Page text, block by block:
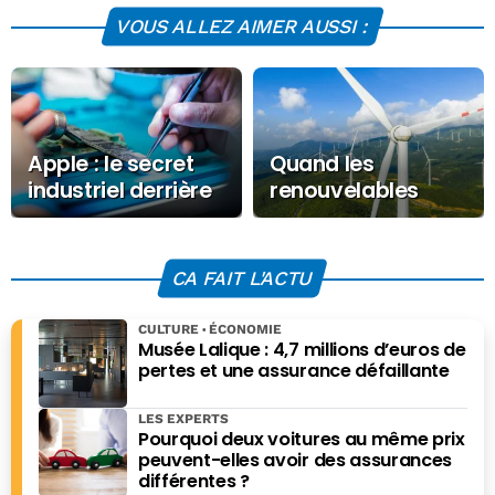
VOUS ALLEZ AIMER AUSSI :
Apple : le secret
industriel derrière
ses appareils
Quand les
renouvelables
limitent la hausse
CA FAIT L'ACTU
Musée Lalique : 4,7 millions d’euros de
pertes et une assurance défaillante
CULTURE ÉCONOMIE
Pourquoi deux voitures au même prix
peuvent-elles avoir des assurances
différentes ?
LES EXPERTS